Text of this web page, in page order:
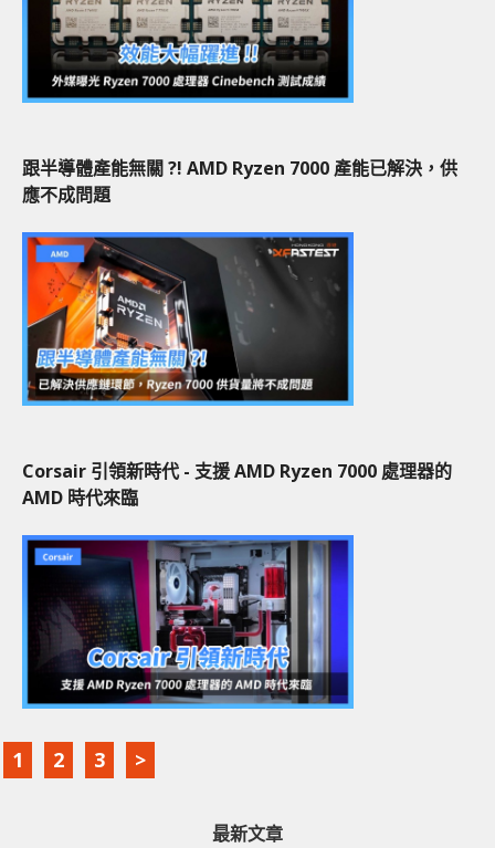
跟半導體產能無關 ?! AMD Ryzen 7000 產能已解決，供
應不成問題
Corsair 引領新時代 - 支援 AMD Ryzen 7000 處理器的
AMD 時代來臨
1 2 3 >
最新文章